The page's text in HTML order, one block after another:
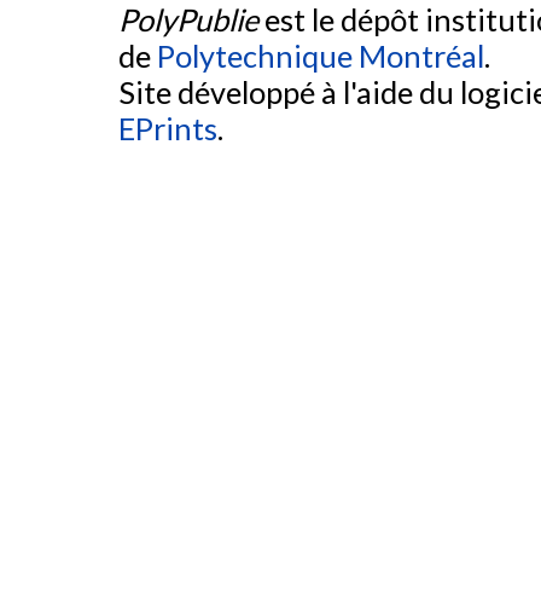
PolyPublieest le dépôt
de Polytechnique Montréal.
Site développé à l'aide du
EPrints.